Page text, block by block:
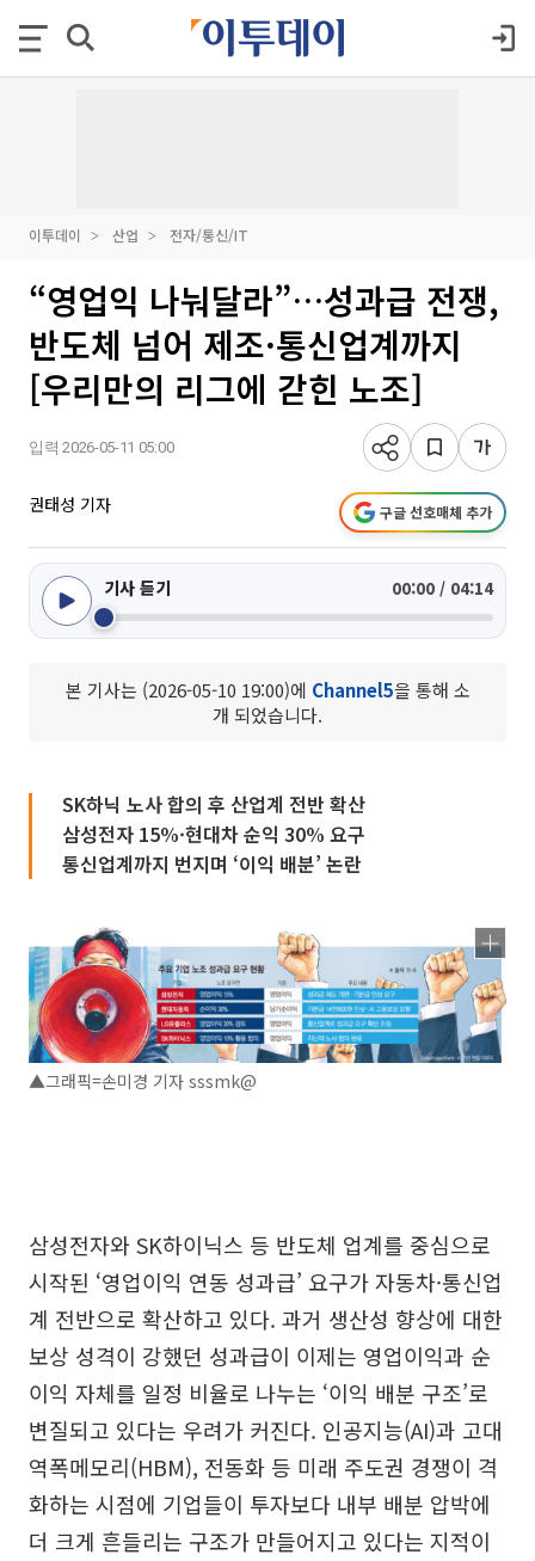
이투데이 산업 전자/통신/IT
“영업익 나눠달라”…성과급 전쟁,
반도체 넘어 제조·통신업계까지
[우리만의 리그에 갇힌 노조]
입력 2026-05-11 05:00
권태성 기자 구글 선호매체 추가
기사 듣기 00:00 / 04:14
본 기사는 (2026-05-10 19:00)에 Channel5을 통해 소
개 되었습니다.
SK하닉 노사 합의 후 산업계 전반 확산
삼성전자 15%·현대차 순익 30% 요구
통신업계까지 번지며 ‘이익 배분’ 논란
▲그래픽=손미경 기자 sssmk@
삼성전자와 SK하이닉스 등 반도체 업계를 중심으로
시작된 ‘영업이익 연동 성과급’ 요구가 자동차·통신업
계 전반으로 확산하고 있다. 과거 생산성 향상에 대한
보상 성격이 강했던 성과급이 이제는 영업이익과 순
이익 자체를 일정 비율로 나누는 ‘이익 배분 구조’로
변질되고 있다는 우려가 커진다. 인공지능(AI)과 고대
역폭메모리(HBM), 전동화 등 미래 주도권 경쟁이 격
화하는 시점에 기업들이 투자보다 내부 배분 압박에
더 크게 흔들리는 구조가 만들어지고 있다는 지적이